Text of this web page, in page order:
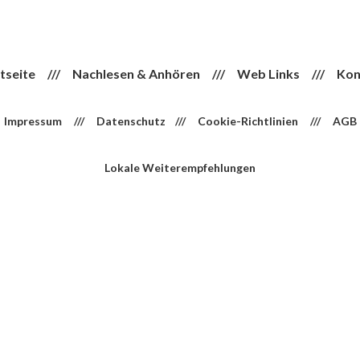
/// Nachlesen & Anhören /// Web Links ///
Impressum/// Datenschutz /// Cookie-Richtlinien /// AGB
Lokale Weiterempfehlungen